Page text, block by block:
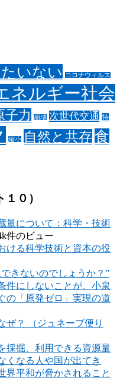
いない コロナウィルス
ネルギー社会
子力 崩壊 次世代交通 特
縮小 自然と共存食
０）
量について：科学・技術
件のビュー
ける科学技術と資本の役
きないのでしょうか？”
にしないことが、小泉
の「原発ゼロ」実現の道
ぜ？ （ジュネーブ便り
採掘、利用できる資源量
くなる人や国が出てき
界平和が脅かされること